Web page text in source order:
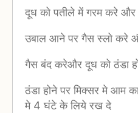
दूध को पतीले में गरम करे और
उबाल आने पर गैस स्लो करे
गैस बंद करेऔर दूध को ठंडा
ठंडा होने पर मिक्सर मे आम
मे 4 घंटे के लिये रख दे